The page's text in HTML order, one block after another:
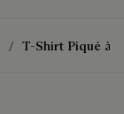
T-Shirt Piqué à